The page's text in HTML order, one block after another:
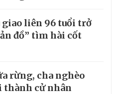
giao liên 96 tuổi trở
đồ” tìm hài cốt
rừng, cha nghèo
thành cử nhân